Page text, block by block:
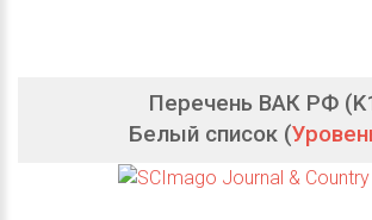
Перечень ВАК РФ
Белый список (